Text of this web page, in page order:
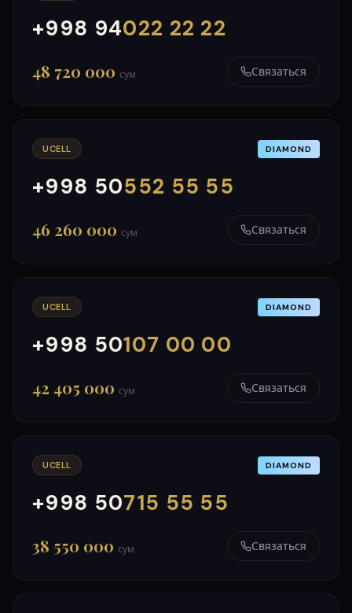
+998 94022 22 22
000
999
48 720 000 сум Связаться
UCELL DIAMOND
+998 50552 55 55
000
999
46 260 000 сум Связаться
UCELL DIAMOND
+998 50107 00 00
000
999
42 405 000 сум Связаться
UCELL DIAMOND
+998 50715 55 55
000
999
38 550 000 сум Связаться